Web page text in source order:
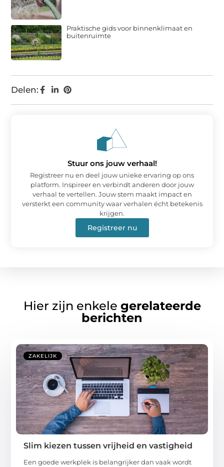
Delen:
Praktische gids voor binnenklimaat en
buitenruimte
Stuur ons jouw verhaal!
Registreer nu en deel jouw unieke ervaring op ons
platform. Inspireer en verbindt anderen door jouw
verhaal te vertellen. Jouw stem maakt impact en
versterkt een community waar verhalen écht betekenis
krijgen.
Registreer nu
Hier zijn enkele gerelateerde
berichten
ZAKELIJK
Slim kiezen tussen vrijheid en vastigheid
Een goede werkplek is belangrijker dan vaak wordt